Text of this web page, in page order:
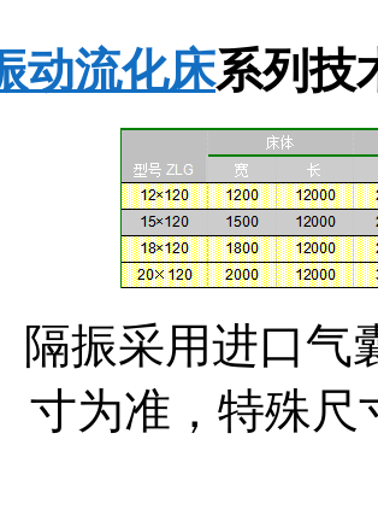
动流化床系列技
隔振采用进口气
寸为准，特殊尺